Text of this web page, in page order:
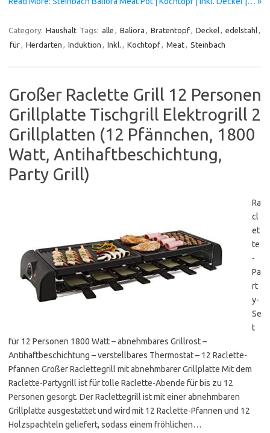
Category: Haushalt Tags: alle , Baliora , Bratentopf, Deckel, edelstahl,
für, Herdarten , Induktion , Inkl. , Kochtopf, Meat, Steinbach
Großer Raclette Grill 12 Personen
Grillplatte Tischgrill Elektrogrill 2
Grillplatten (12 Pfännchen, 1800
Watt, Antihaftbeschichtung,
Party Grill)
Ra
cl
et
te
-
Pa
rt
y-
Se
t
für 12 Personen 1800 Watt – abnehmbares Grillrost –
Antihaftbeschichtung – verstellbares Thermostat – 12 Raclette-
Pfannen Großer Raclettegrill mit abnehmbarer Grillplatte Mit dem
Raclette-Partygrill ist für tolle Raclette-Abende für bis zu 12
Personen gesorgt. Der Raclettegrill ist mit einer abnehmbaren
Grillplatte ausgestattet und wird mit 12 Raclette-Pfannen und 12
Holzspachteln geliefert, sodass einem fröhlichen…